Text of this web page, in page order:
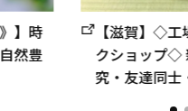
】時
然豊
【滋賀】◇
クショップ◇
究・友達同士